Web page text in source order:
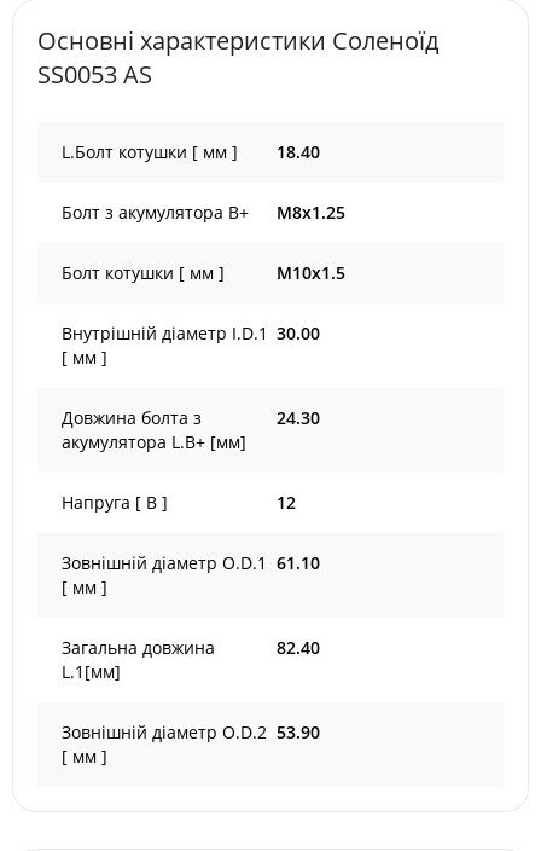
Основні характеристики Соленоїд
SS0053 AS
L.Болт котушки [ мм ] 18.40
Болт з акумулятора B+ M8x1.25
Болт котушки [ мм ] M10x1.5
Внутрішній діаметр I.D.1
[ мм ]
30.00
Довжина болта з
акумулятора L.B+ [мм]
24.30
Напруга [ В ] 12
Зовнішній діаметр O.D.1
[ мм ]
61.10
Загальна довжина
L.1[мм]
82.40
Зовнішній діаметр O.D.2
[ мм ]
53.90